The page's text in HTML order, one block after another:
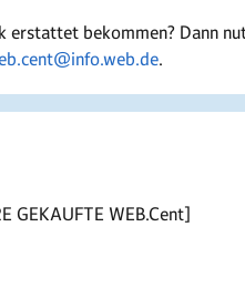
erstattet bekommen? Dann
.
GEKAUFTE WEB.Cent]